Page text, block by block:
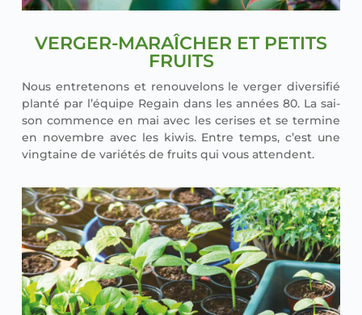
VERGER-MARAÎCHER ET PETITS
FRUITS
Nous entre­te­nons et renou­ve­lons le ver­ger diver­si­fié
plan­té par l’é­quipe Regain dans les années 80. La sai­
son com­mence en mai avec les cerises et se ter­mine
en novembre avec les kiwis. Entre temps, c’est une
ving­taine de varié­tés de fruits qui vous attendent.